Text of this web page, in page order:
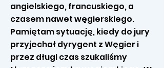
angielskiego, francuskiego, a
czasem nawet węgierskiego.
Pamiętam sytuację, kiedy do jury
przyjechał dyrygent z Węgier i
przez długi czas szukaliśmy